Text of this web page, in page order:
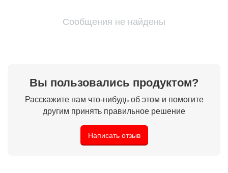
Сообщения не найдены
Вы пользовались продуктом?
Расскажите нам что-нибудь об этом и помогите
другим принять правильное решение
Написать отзыв